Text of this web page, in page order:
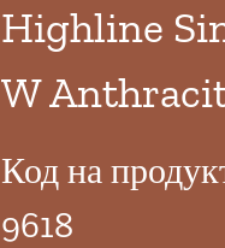
Highline
W
Код на
9618